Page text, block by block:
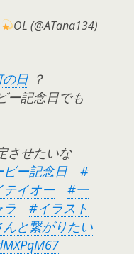
OL (@ATana134)
日？
ー記念日でも
させたいな
ー記念日
#
イオー
#一
#イラスト
と繋がりたい